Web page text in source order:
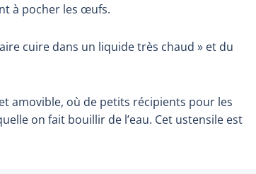
à pocher les œufs.
cuire dans un liquide très chaud » et du
amovible, où de petits récipients pour les
on fait bouillir de l’eau. Cet ustensile est